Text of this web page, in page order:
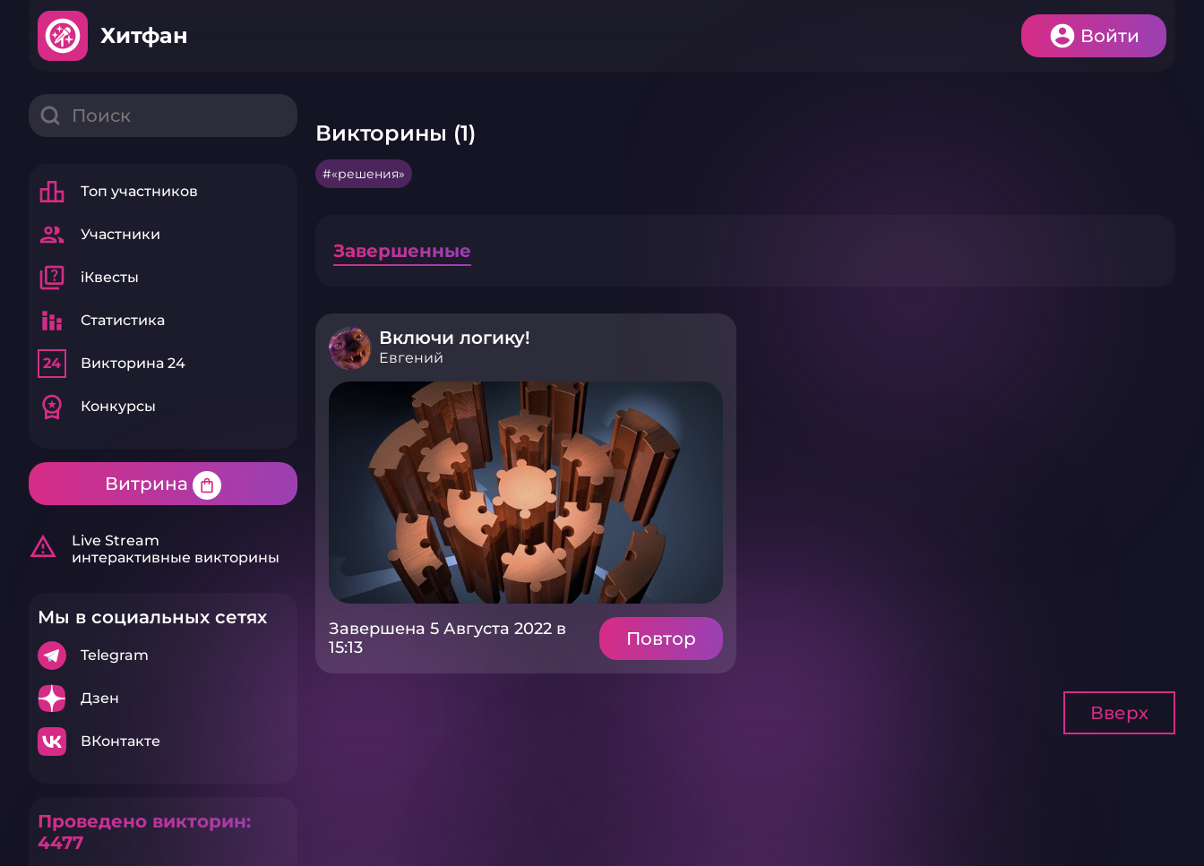
Хитфан Войти
leaderboard Топ участников
group Участники
quiz iКвесты
stacked_bar_chart Статистика
24 Викторина 24
workspace_premium Конкурсы
Витрина shopping_bag
warning_amber
Live Stream
интерактивные викторины
Мы в социальных сетях
Telegram
Дзен
ВКонтакте
Проведено викторин:
4477
Викторины (1)
«решения»
Завершенные
Включи логику!
Евгений
Завершена 5 Августа 2022 в
15:13
Повтор
Вверх